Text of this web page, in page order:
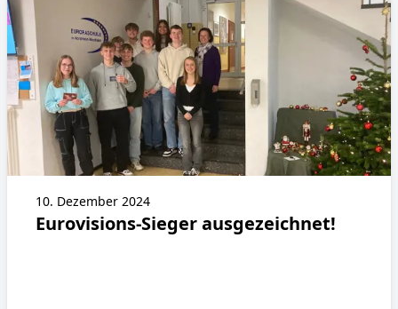
10. Dezember 2024
Eurovisions-Sieger ausgezeichnet!